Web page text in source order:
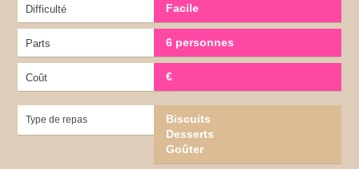
Difficulté Facile
Parts 6 personnes
Coût €
Type de repas
Biscuits
Desserts
Goûter